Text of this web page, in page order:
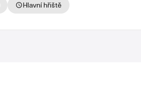
Hlavní hřiště